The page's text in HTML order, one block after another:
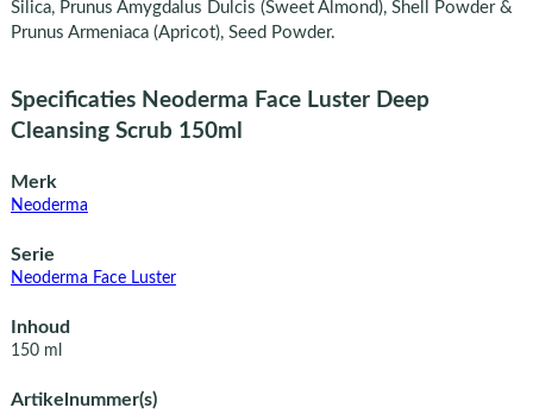
Silica, Prunus Amygdalus Dulcis (Sweet Almond), Shell Powder &
Prunus Armeniaca (Apricot), Seed Powder.
Specificaties Neoderma Face Luster Deep
Cleansing Scrub 150ml
Merk
Neoderma
Serie
Neoderma Face Luster
Inhoud
150 ml
Artikelnummer(s)